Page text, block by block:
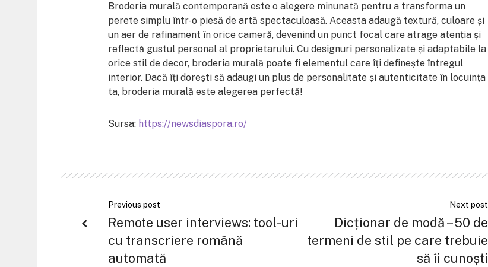
Broderia murală contemporană este o alegere minunată pentru a transforma un
perete simplu într-o piesă de artă spectaculoasă. Aceasta adaugă textură, culoare și
un aer de rafinament în orice cameră, devenind un punct focal care atrage atenția și
reflectă gustul personal al proprietarului. Cu designuri personalizate și adaptabile la
orice stil de decor, broderia murală poate fi elementul care îți definește întregul
interior. Dacă îți dorești să adaugi un plus de personalitate și autenticitate în locuința
ta, broderia murală este alegerea perfectă!
Sursa: https://newsdiaspora.ro/
Previous post
Remote user interviews: tool-uri
cu transcriere română
automată
Next post
Dicționar de modă – 50 de
termeni de stil pe care trebuie
să îi cunoști